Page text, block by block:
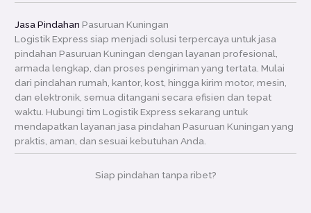
Jasa Pindahan Pasuruan Kuningan
Logistik Express siap menjadi solusi terpercaya untuk jasa
pindahan Pasuruan Kuningan dengan layanan profesional,
armada lengkap, dan proses pengiriman yang tertata. Mulai
dari pindahan rumah, kantor, kost, hingga kirim motor, mesin,
dan elektronik, semua ditangani secara efisien dan tepat
waktu. Hubungi tim Logistik Express sekarang untuk
mendapatkan layanan jasa pindahan Pasuruan Kuningan yang
praktis, aman, dan sesuai kebutuhan Anda.
Siap pindahan tanpa ribet?